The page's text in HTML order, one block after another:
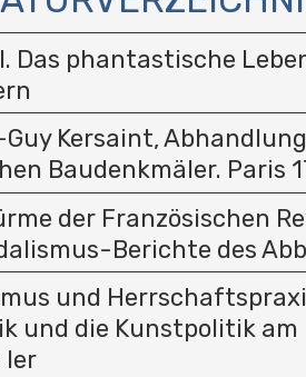
Das phantastische
Kersaint,
Baudenkmäler. Paris
der Französischen
Berichte des
und
und die Kunstpolitik am
Ier